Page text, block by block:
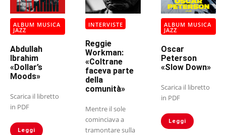
ALBUM MUSICA
JAZZ
Abdullah
Ibrahim
«Dollar’s
Moods»
Scarica il libretto
in PDF
Leggi
INTERVISTE
Reggie
Workman:
«Coltrane
faceva parte
della
comunità»
Mentre il sole
cominciava a
tramontare sulla
ALBUM MUSICA
JAZZ
Oscar
Peterson
«Slow Down»
Scarica il libretto
in PDF
Leggi